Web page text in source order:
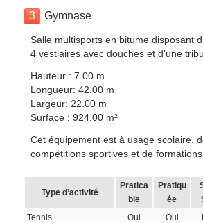
3 Gymnase
Salle multisports en bitume disposant
4 vestiaires avec douches et d’une
Hauteur : 7.00 m
Longueur: 42.00 m
Largeur: 22.00 m
Surface : 924.00 m²
Cet équipement est à usage scolaire,
compétitions sportives et de formations
Type d’activité
Pratica
ble
Pratiqu
ée
Tennis Oui Oui